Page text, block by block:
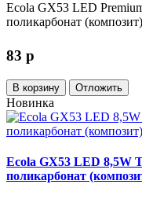
Ecola GX53 LED
поликарбонат
83 p
В корзину Отложить
Новинка
Ecola GX53 LED 8,5W
поликарбонат